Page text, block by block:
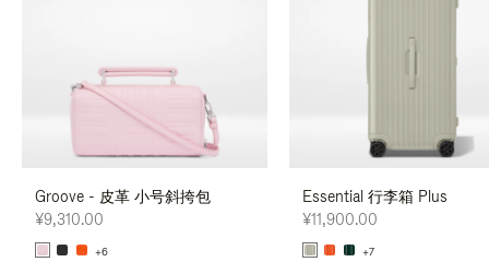
Groove - 皮革 小号斜挎包
¥9,310.00
+6
Essential 行李箱 Plus
¥11,900.00
+7